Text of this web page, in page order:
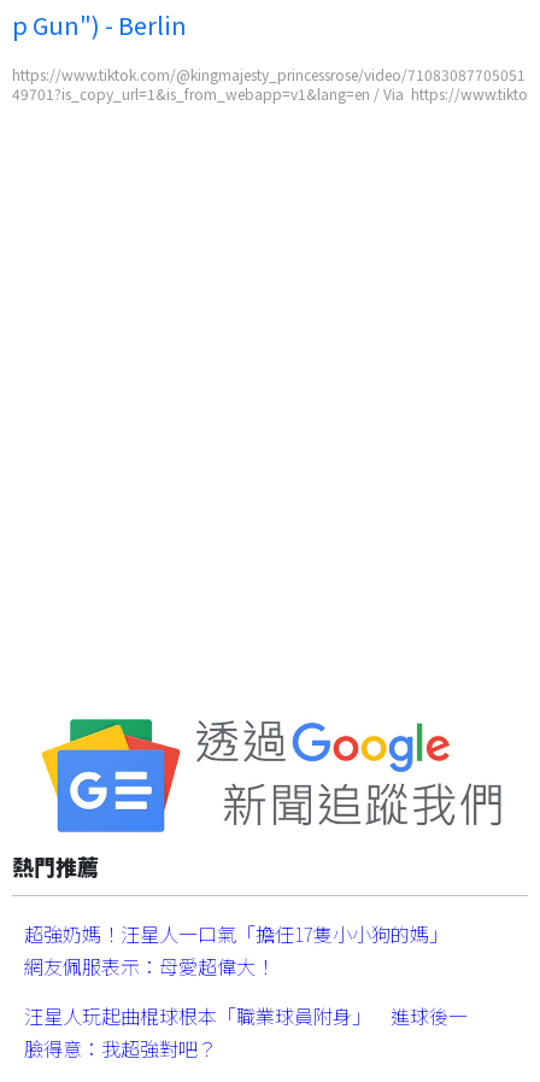
p Gun") - Berlin
https://www.tiktok.com/@kingmajesty_princessrose/video/71083087705051
49701?is_copy_url=1&is_from_webapp=v1&lang=en / Via https://www.tikto
熱門推薦
超強奶媽！汪星人一口氣「擔任17隻小小狗的媽」
網友佩服表示：母愛超偉大！
汪星人玩起曲棍球根本「職業球員附身」 進球後一
臉得意：我超強對吧？